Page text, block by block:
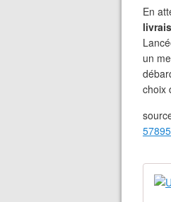
En
un
choix